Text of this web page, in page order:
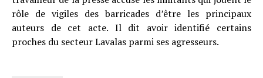
rôle de vigiles des barricades d’être les principaux
auteurs de cet acte. Il dit avoir identifié certains
proches du secteur Lavalas parmi ses agresseurs.